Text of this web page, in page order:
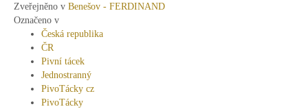
Zveřejněno v Benešov - FERDINAND
Označeno v
Česká republika
ČR
Pivní tácek
Jednostranný
PivoTácky cz
PivoTácky